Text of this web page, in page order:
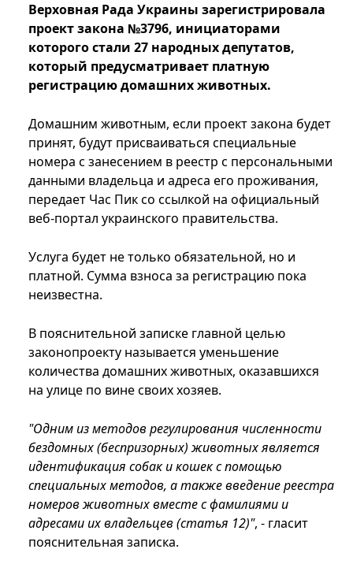
Верховная Рада Украины зарегистрировала
проект закона №3796, инициаторами
которого стали 27 народных депутатов,
который предусматривает платную
регистрацию домашних животных.
Домашним животным, если проект закона будет
принят, будут присваиваться специальные
номера с занесением в реестр с персональными
данными владельца и адреса его проживания,
передает Час Пик со ссылкой на официальный
веб-портал украинского правительства.
Услуга будет не только обязательной, но и
платной. Сумма взноса за регистрацию пока
неизвестна.
В пояснительной записке главной целью
законопроекту называется уменьшение
количества домашних животных, оказавшихся
на улице по вине своих хозяев.
"Одним из методов регулирования численности
бездомных (беспризорных) животных является
идентификация собак и кошек с помощью
специальных методов, а также введение реестра
номеров животных вместе с фамилиями и
адресами их владельцев (статья 12)", - гласит
пояснительная записка.